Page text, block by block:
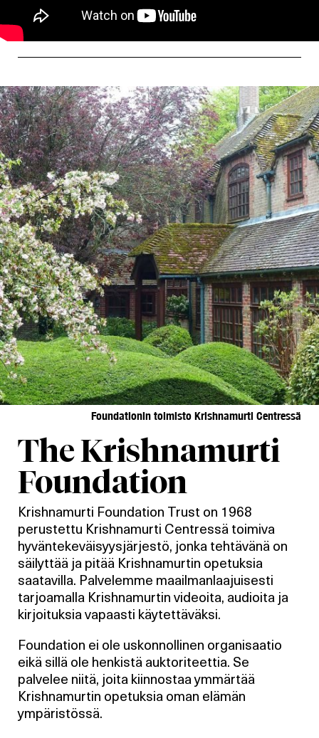
Foundationin toimisto Krishnamurti Centressä
The Krishnamurti
Foundation
Krishnamurti Foundation Trust on 1968
perustettu Krishnamurti Centressä toimiva
hyväntekeväisyysjärjestö, jonka tehtävänä on
säilyttää ja pitää Krishnamurtin opetuksia
saatavilla. Palvelemme maailmanlaajuisesti
tarjoamalla Krishnamurtin videoita, audioita ja
kirjoituksia vapaasti käytettäväksi.
Foundation ei ole uskonnollinen organisaatio
eikä sillä ole henkistä auktoriteettia. Se
palvelee niitä, joita kiinnostaa ymmärtää
Krishnamurtin opetuksia oman elämän
ympäristössä.